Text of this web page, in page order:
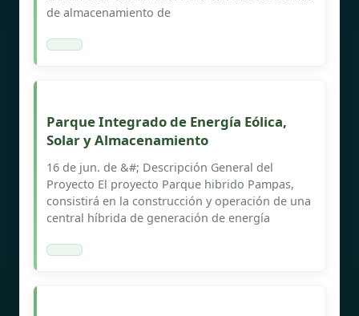
de almacenamiento de
Parque Integrado de Energía Eólica,
Solar y Almacenamiento
16 de jun. de &#; Descripción General del
Proyecto El proyecto Parque hibrido Pampas,
consistirá en la construcción y operación de una
central híbrida de generación de energía